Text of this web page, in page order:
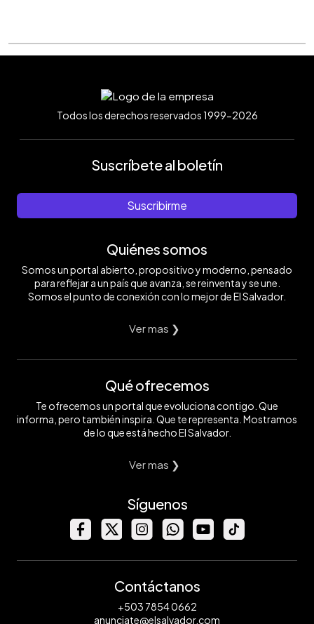
Todos los derechos reservados 1999-2026
Suscríbete al boletín
Suscribirme
Quiénes somos
Somos un portal abierto, propositivo y moderno, pensado
para reflejar a un país que avanza, se reinventa y se une.
Somos el punto de conexión con lo mejor de El Salvador.
Ver mas ❯
Qué ofrecemos
Te ofrecemos un portal que evoluciona contigo. Que
informa, pero también inspira. Que te representa. Mostramos
de lo que está hecho El Salvador.
Ver mas ❯
Síguenos
Contáctanos
+503 7854 0662
anunciate@elsalvador.com